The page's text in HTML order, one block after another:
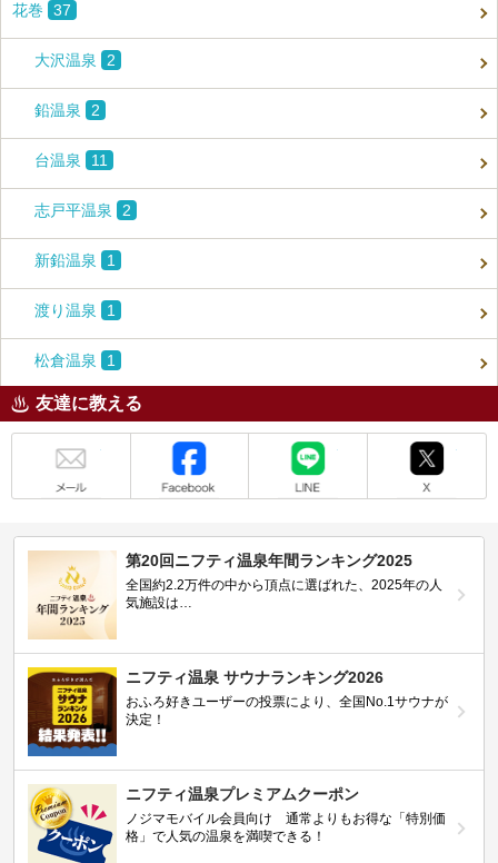
花巻 37
大沢温泉 2
鉛温泉 2
台温泉 11
志戸平温泉 2
新鉛温泉 1
渡り温泉 1
松倉温泉 1
友達に教える
第20回ニフティ温泉年間ランキング2025
全国約2.2万件の中から頂点に選ばれた、2025年の人
気施設は…
ニフティ温泉 サウナランキング2026
おふろ好きユーザーの投票により、全国No.1サウナが
決定！
ニフティ温泉プレミアムクーポン
ノジマモバイル会員向け 通常よりもお得な「特別価
格」で人気の温泉を満喫できる！